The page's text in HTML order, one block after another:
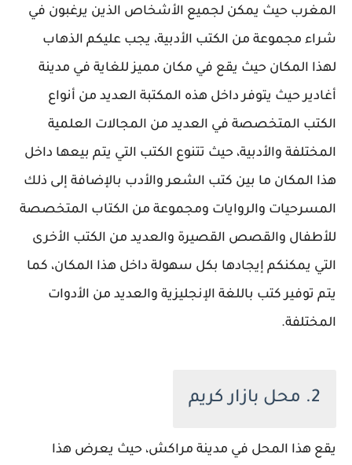
المغرب حيث يمكن لجميع الأشخاص الذين يرغبون في
شراء مجموعة من الكتب الأدبية، يجب عليكم الذهاب
لهذا المكان حيث يقع في مكان مميز للغاية في مدينة
أغادير حيث يتوفر داخل هذه المكتبة العديد من أنواع
الكتب المتخصصة في العديد من المجالات العلمية
المختلفة والأدبية، حيث تتنوع الكتب التي يتم بيعها داخل
هذا المكان ما بين كتب الشعر والأدب بالإضافة إلى ذلك
المسرحيات والروايات ومجموعة من الكتاب المتخصصة
للأطفال والقصص القصيرة والعديد من الكتب الأخرى
التي يمكنكم إيجادها بكل سهولة داخل هذا المكان، كما
يتم توفير كتب باللغة الإنجليزية والعديد من الأدوات
المختلفة.
2. محل بازار كريم
يقع هذا المحل في مدينة مراكش، حيث يعرض هذا